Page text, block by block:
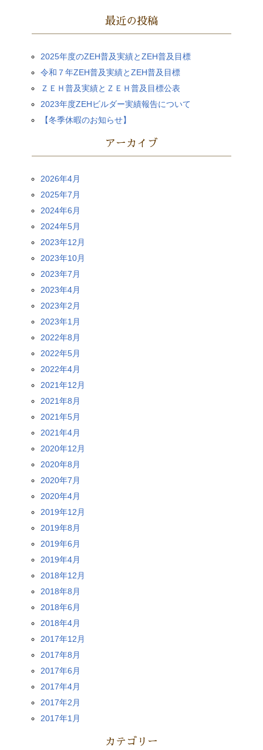
最近の投稿
2025年度のZEH普及実績とZEH普及目標
令和７年ZEH普及実績とZEH普及目標
ＺＥＨ普及実績とＺＥＨ普及目標公表
2023年度ZEHビルダー実績報告について
【冬季休暇のお知らせ】
アーカイブ
2026年4月
2025年7月
2024年6月
2024年5月
2023年12月
2023年10月
2023年7月
2023年4月
2023年2月
2023年1月
2022年8月
2022年5月
2022年4月
2021年12月
2021年8月
2021年5月
2021年4月
2020年12月
2020年8月
2020年7月
2020年4月
2019年12月
2019年8月
2019年6月
2019年4月
2018年12月
2018年8月
2018年6月
2018年4月
2017年12月
2017年8月
2017年6月
2017年4月
2017年2月
2017年1月
カテゴリー